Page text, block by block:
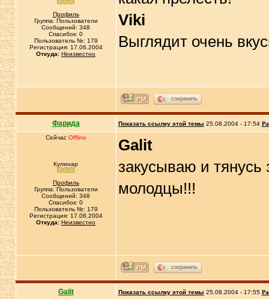
Профиль
Группа: Пользователи
Сообщений: 348
Спасибок: 0
Пользователь №: 179
Регистрация: 17.06.2004
Откуда: Неизвестно
Viki
Выглядит очень
сохранить
Фарида Показать ссылку этой темы 25.08.2004 - 17:54
Сейчас Offline
Кулинар
Профиль
Группа: Пользователи
Сообщений: 348
Спасибок: 0
Пользователь №: 179
Регистрация: 17.06.2004
Откуда: Неизвестно
Galit
закусываю и
молодцы!!!
сохранить
Galit Показать ссылку этой темы 25.08.2004 - 17:55